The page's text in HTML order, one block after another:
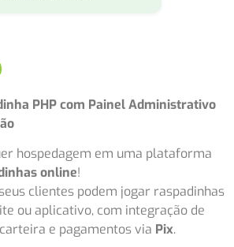
PHP com Painel Administrativo
hospedagem em uma plataforma
online!
clientes podem jogar raspadinhas
ou aplicativo, com integração de
e pagamentos via Pix.